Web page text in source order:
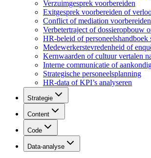
Verzuimgesprek voorbereiden
Exitgesprek voorbereiden of
Conflict of mediation voorbereiden
Verbetertraject of dossieropbouw
HR-beleid of personeelshandboek
Medewerkerstevredenheid of
Kernwaarden of cultuur vertalen
Interne communicatie of
Strategische personeelsplanning
HR-data of KPI’s analyseren
Strategie
Content
Code
Data-analyse